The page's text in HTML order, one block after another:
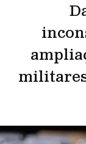
militares